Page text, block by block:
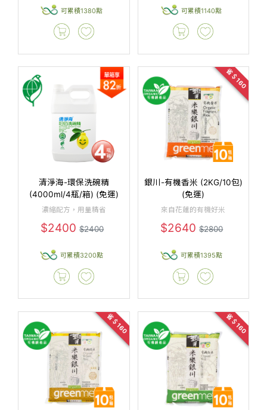
可累積1380點 可累積1140點
清淨海-環保洗碗精
(4000ml/4瓶/箱) (免運)
濃縮配方，用量精省
$2400$2400
可累積3200點
省＄160
銀川-有機香米 (2KG/10包)
(免運)
來自花蓮的有機好米
$2640$2800
可累積1395點
省＄160 省＄160